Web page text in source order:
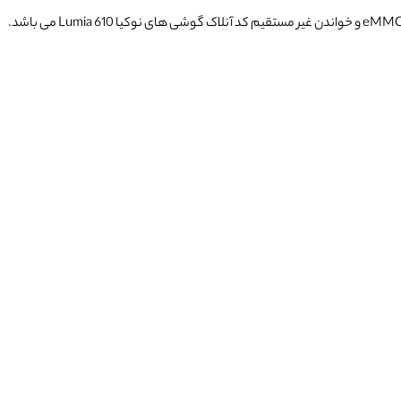
می باشد. این کابل نوعی PCB خاص دارای پین های نصب شده به منظور ترمیم eMMC و خواندن غیر مستقیم کد آنلاک گوشی های نوکیا Lumia 610 می باشد.